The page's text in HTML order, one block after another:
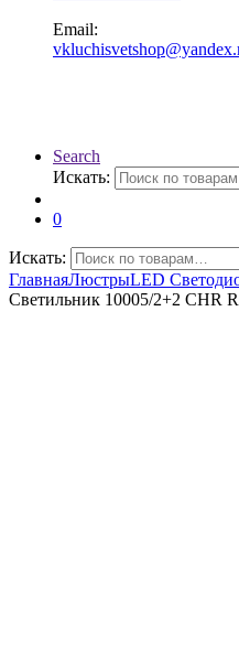
Email:
Search
Искать:
0
Искать:
ГлавнаяЛюстрыLED
Светильник 10005/2+2 CHR